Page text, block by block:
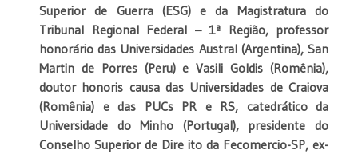
Superior de Guerra (ESG) e da Magistratura do
Tribunal Regional Federal – 1ª Região, professor
honorário das Universidades Austral (Argentina), San
Martin de Porres (Peru) e Vasili Goldis (Romênia),
doutor honoris causa das Universidades de Craiova
(Romênia) e das PUCs PR e RS, catedrático da
Universidade do Minho (Portugal), presidente do
Conselho Superior de Dire ito da Fecomercio-SP, ex-